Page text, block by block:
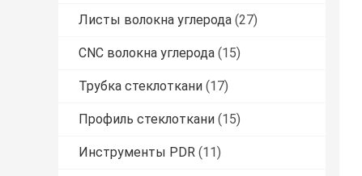
Листы волокна углерода (27)
CNC волокна углерода (15)
Трубка стеклоткани (17)
Профиль стеклоткани (15)
Инструменты PDR (11)